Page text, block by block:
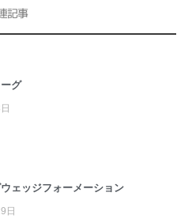
記事
グ
ェッジフォーメーション
日